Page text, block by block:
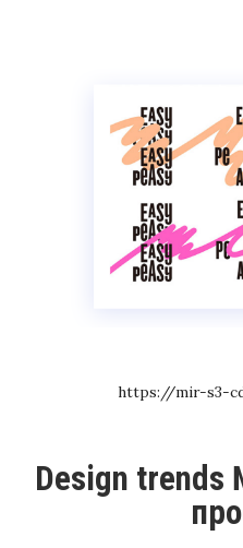
https://mir-s3-
Design trends №9 Негативний